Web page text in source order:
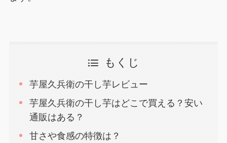
もくじ
芋屋久兵衛の干し芋レビュー
芋屋久兵衛の干し芋はどこで買える？安い
通販はある？
甘さや食感の特徴は？